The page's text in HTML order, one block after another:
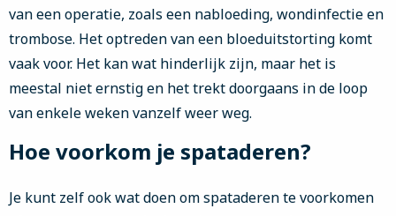
van een operatie, zoals een nabloeding, wondinfectie en
trombose. Het optreden van een bloeduitstorting komt
vaak voor. Het kan wat hinderlijk zijn, maar het is
meestal niet ernstig en het trekt doorgaans in de loop
van enkele weken vanzelf weer weg.
Hoe voorkom je spataderen?
Je kunt zelf ook wat doen om spataderen te voorkomen